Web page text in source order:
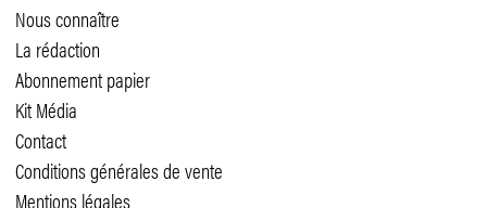
Nous connaître
La rédaction
Abonnement papier
Kit Média
Contact
Conditions générales de vente
Mentions légales